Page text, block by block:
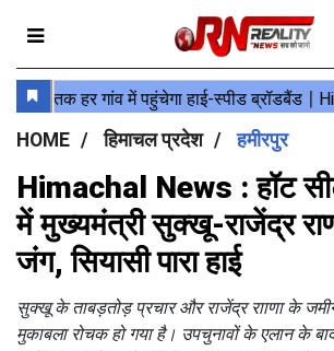
HOME हिमाचल प्रदेश हमीरपुर
Himachal News : हॉट
में मुख्यमंत्री सुक्खू-राजेंद्र
जंग, सियासी पारा हाई
सुक्खू के ताबड़तोड़ प्रचार और राजेंद्र रााणा के
मुकाबला रोचक हो गया है। उपचुनावों के एलान के बाद